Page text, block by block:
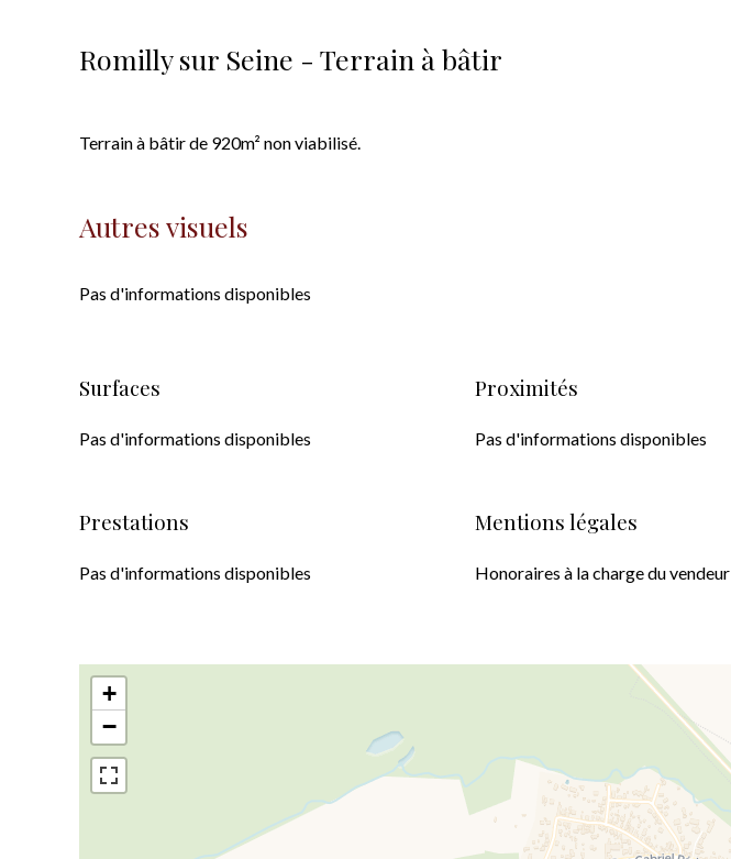
Romilly sur Seine - Terrain à bâtir
Terrain à bâtir de 920m² non viabilisé.
Autres visuels
Pas d'informations disponibles
Surfaces
Pas d'informations disponibles
Proximités
Pas d'informations disponibles
Prestations
Pas d'informations disponibles
Mentions légales
Honoraires à la charge du vendeur
+
−